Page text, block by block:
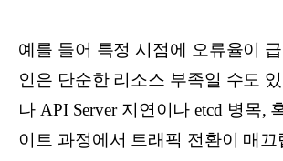
예를 들어 특정 시점에 오류율이
인은 단순한 리소스 부족일 수도
나 API Server 지연이나 etcd 병목,
이트 과정에서 트래픽 전환이 매끄